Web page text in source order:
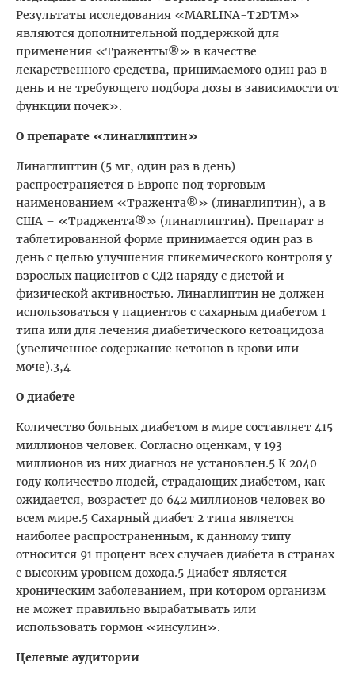
Результаты исследования «MARLINA-T2DTM»
являются дополнительной поддержкой для
применения «Траженты®» в качестве
лекарственного средства, принимаемого один раз в
день и не требующего подбора дозы в зависимости от
функции почек».
О препарате «линаглиптин»
Линаглиптин (5 мг, один раз в день)
распространяется в Европе под торговым
наименованием «Тражента®» (линаглиптин), а в
США – «Траджента®» (линаглиптин). Препарат в
таблетированной форме принимается один раз в
день с целью улучшения гликемического контроля у
взрослых пациентов с СД2 наряду с диетой и
физической активностью. Линаглиптин не должен
использоваться у пациентов с сахарным диабетом 1
типа или для лечения диабетического кетоацидоза
(увеличенное содержание кетонов в крови или
моче).3,4
О диабете
Количество больных диабетом в мире составляет 415
миллионов человек. Согласно оценкам, у 193
миллионов из них диагноз не установлен.5 К 2040
году количество людей, страдающих диабетом, как
ожидается, возрастет до 642 миллионов человек во
всем мире.5 Сахарный диабет 2 типа является
наиболее распространенным, к данному типу
относится 91 процент всех случаев диабета в странах
с высоким уровнем дохода.5 Диабет является
хроническим заболеванием, при котором организм
не может правильно вырабатывать или
использовать гормон «инсулин».
Целевые аудитории